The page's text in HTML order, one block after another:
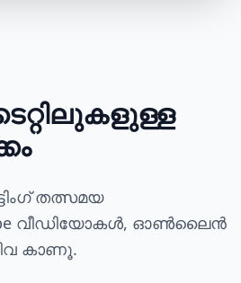
തത്സമയ
വീഡിയോകൾ, ഓൺലൈൻ
കാണൂ.